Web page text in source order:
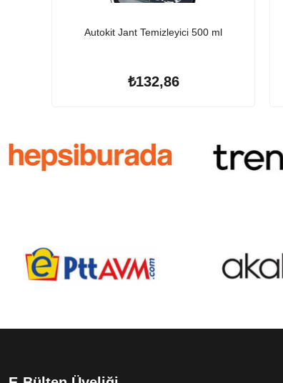
Autokit Jant Temizleyici 500 ml
₺132,86